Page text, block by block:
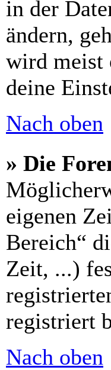
in der
ändern,
wird meist
deine
Nach oben
» Die
eigenen
Bereich“
Zeit, ...)
registriert
Nach oben